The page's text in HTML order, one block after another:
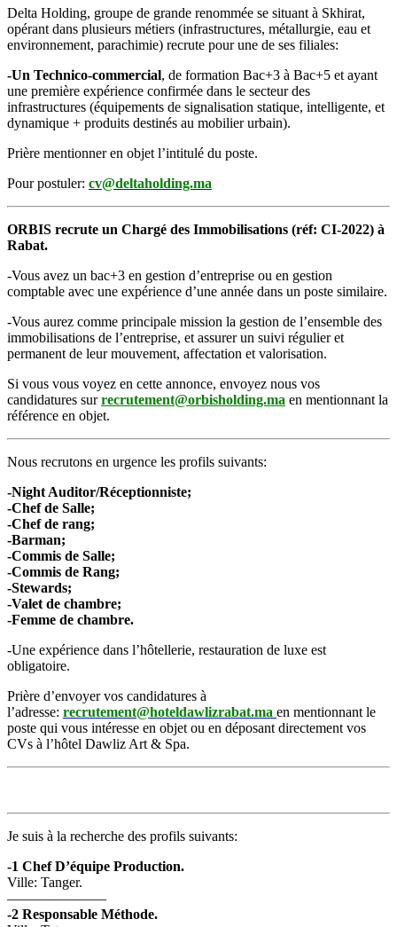
Delta Holding, groupe de grande renommée se situant à Skhirat,
opérant dans plusieurs métiers (infrastructures, métallurgie, eau et
environnement, parachimie) recrute pour une de ses filiales:
-Un Technico-commercial, de formation Bac+3 à Bac+5 et ayant
une première expérience confirmée dans le secteur des
infrastructures (équipements de signalisation statique, intelligente, et
dynamique + produits destinés au mobilier urbain).
Prière mentionner en objet l’intitulé du poste.
Pour postuler: cv@deltaholding.ma
ORBIS recrute un Chargé des Immobilisations (réf: CI-2022) à
Rabat.
-Vous avez un bac+3 en gestion d’entreprise ou en gestion
comptable avec une expérience d’une année dans un poste similaire.
-Vous aurez comme principale mission la gestion de l’ensemble des
immobilisations de l’entreprise, et assurer un suivi régulier et
permanent de leur mouvement, affectation et valorisation.
Si vous vous voyez en cette annonce, envoyez nous vos
candidatures surrecrutement@orbisholding.ma en mentionnant la
référence en objet.
Nous recrutons en urgence les profils suivants:
-Night Auditor/Réceptionniste;
-Chef de Salle;
-Chef de rang;
-Barman;
-Commis de Salle;
-Commis de Rang;
-Stewards;
-Valet de chambre;
-Femme de chambre.
-Une expérience dans l’hôtellerie, restauration de luxe est
obligatoire.
Prière d’envoyer vos candidatures à
l’adresse: recrutement@hoteldawlizrabat.ma en mentionnant le
poste qui vous intéresse en objet ou en déposant directement vos
CVs à l’hôtel Dawliz Art & Spa.
Je suis à la recherche des profils suivants:
-1 Chef D’équipe Production.
Ville: Tanger.
———————
-2 Responsable Méthode.